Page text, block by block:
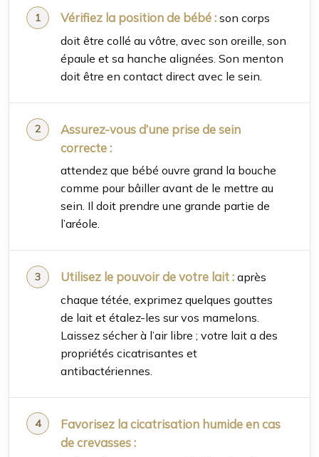
Vérifiez la position de bébé : son corps
doit être collé au vôtre, avec son oreille, son
épaule et sa hanche alignées. Son menton
doit être en contact direct avec le sein.
Assurez-vous d’une prise de sein
correcte :
attendez que bébé ouvre grand la bouche
comme pour bâiller avant de le mettre au
sein. Il doit prendre une grande partie de
l’aréole.
Utilisez le pouvoir de votre lait : après
chaque tétée, exprimez quelques gouttes
de lait et étalez-les sur vos mamelons.
Laissez sécher à l’air libre ; votre lait a des
propriétés cicatrisantes et
antibactériennes.
Favorisez la cicatrisation humide en cas
de crevasses :